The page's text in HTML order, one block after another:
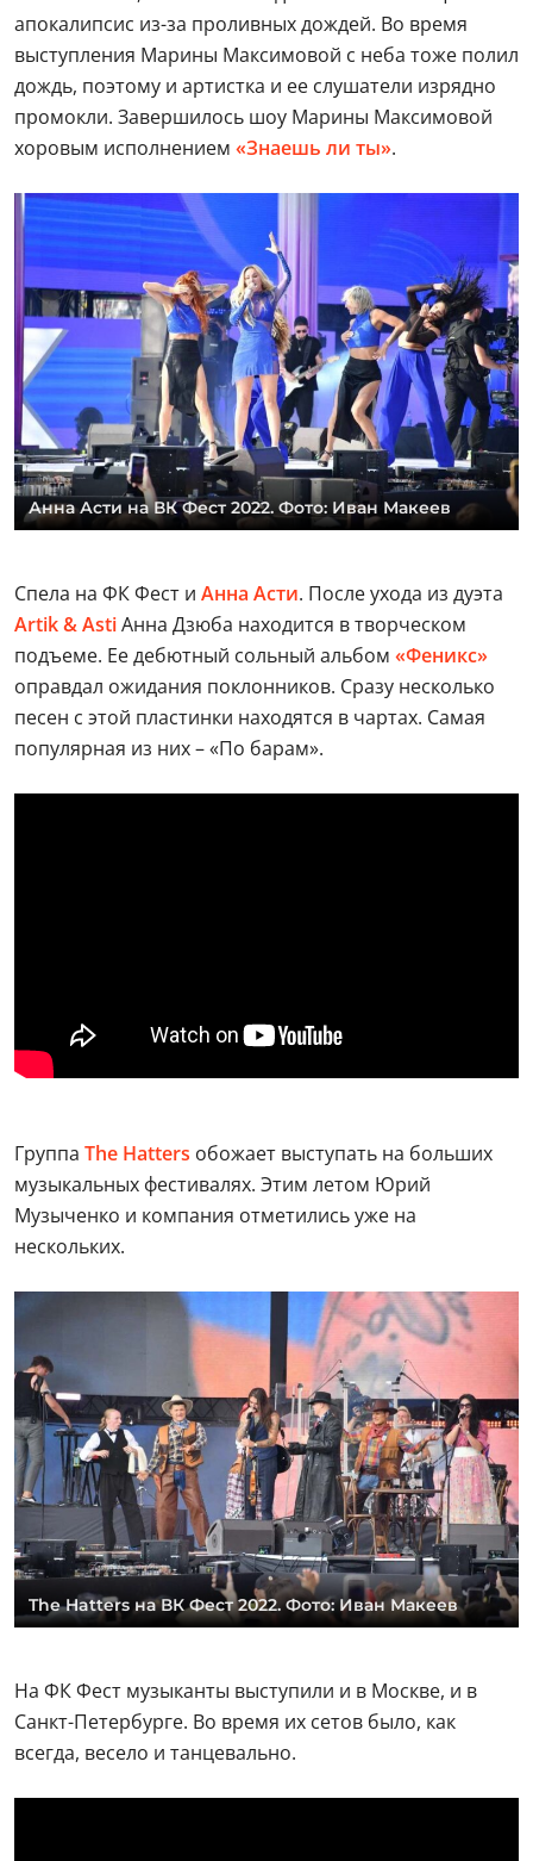
апокалипсис из-за проливных дождей. Во время
выступления Марины Максимовой с неба тоже полил
дождь, поэтому и артистка и ее слушатели изрядно
промокли. Завершилось шоу Марины Максимовой
хоровым исполнением «Знаешь ли ты».
Анна Асти на ВК Фест 2022. Фото: Иван Макеев
Спела на ФК Фест и Анна Асти. После ухода из дуэта
Artik & AstiАнна Дзюба находится в творческом
подъеме. Ее дебютный сольный альбом «Феникс»
оправдал ожидания поклонников. Сразу несколько
песен с этой пластинки находятся в чартах. Самая
популярная из них – «По барам».
Группа The Hatters обожает выступать на больших
музыкальных фестивалях. Этим летом Юрий
Музыченко и компания отметились уже на
нескольких.
The Hatters на ВК Фест 2022. Фото: Иван Макеев
На ФК Фест музыканты выступили и в Москве, и в
Санкт-Петербурге. Во время их сетов было, как
всегда, весело и танцевально.